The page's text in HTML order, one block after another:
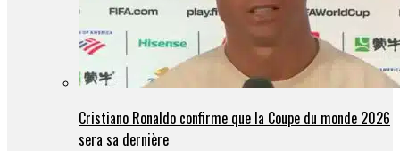
Cristiano Ronaldo confirme que la Coupe du monde 2026
sera sa dernière